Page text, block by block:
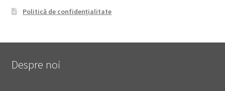
Politică de confidențialitate
Despre noi